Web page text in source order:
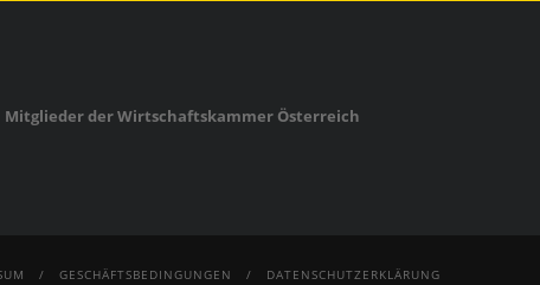
Mitglieder der Wirtschaftskammer Österreich
GESCHÄFTSBEDINGUNGEN DATENSCHUTZERKLÄRUNG